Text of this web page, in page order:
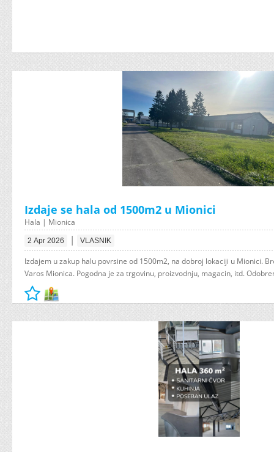
Izdaje se hala od 1500m2 u Mionici
Hala | Mionica
2 Apr 2026 | VLASNIK
Izdajem u zakup halu povrsine od 1500m2, na dobroj lokaciji u Mionici.
Varos Mionica. Pogodna je za trgovinu, proizvodnju, magacin, itd.